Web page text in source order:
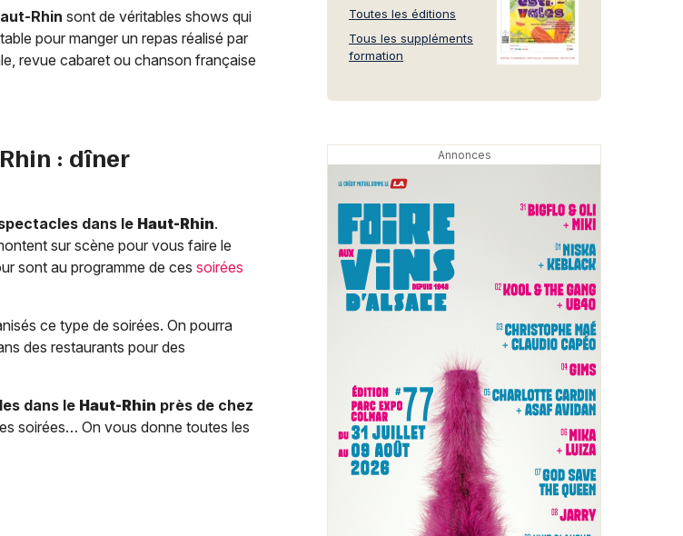
Rhin sont de véritables shows qui
pour manger un repas réalisé par
revue cabaret ou chanson française
: dîner
dans le Haut-Rhin.
sur scène pour vous faire le
sont au programme de ces soirées
ce type de soirées. On pourra
des restaurants pour des
dans le Haut-Rhin près de chez
soirées… On vous donne toutes les
Toutes les éditions
Tous les suppléments
formation